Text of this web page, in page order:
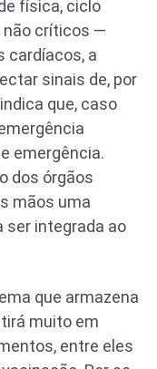
física, ciclo
não críticos —
cardíacos, a
sinais de, por
que, caso
emergência.
dos órgãos
mãos uma
ser integrada ao
que armazena
muito em
entre eles